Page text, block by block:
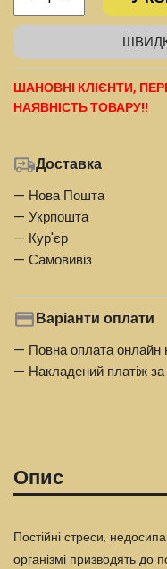
ШАНОВНІ КЛІЄНТИ,
НАЯВНІСТЬ ТОВАРУ!!
Доставка
— Нова Пошта
— Укрпошта
— Кур'єр
— Самовивіз
Варіанти оплати
— Повна оплата онлайн
— Накладений платіж за
Опис
Постійні стреси,
організмі призводять до